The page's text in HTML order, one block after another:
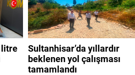
litre
Sultanhisar’da yıllardır
beklenen yol çalışması
tamamlandı